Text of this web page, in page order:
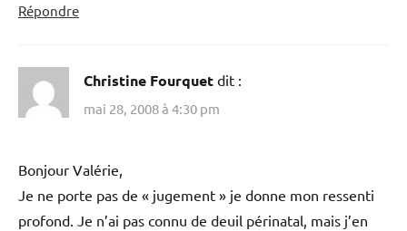
Répondre
Christine Fourquet dit :
mai 28, 2008 à 4:30 pm
Bonjour Valérie,
Je ne porte pas de « jugement » je donne mon ressenti
profond. Je n’ai pas connu de deuil périnatal, mais j’en